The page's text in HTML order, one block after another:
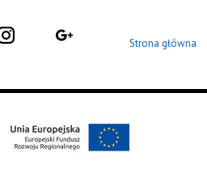
Strona główna